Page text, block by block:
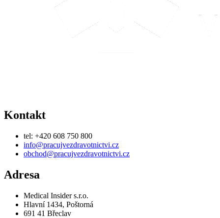
Kontakt
tel: +420 608 750 800
info@pracujvezdravotnictvi.cz
obchod@pracujvezdravotnictvi.cz
Adresa
Medical Insider s.r.o.
Hlavní 1434, Poštorná
691 41 Břeclav